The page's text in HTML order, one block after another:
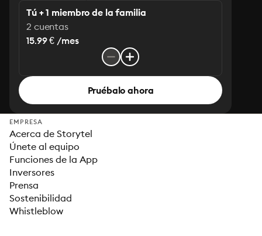
Tú + 1 miembro de la familia
2 cuentas
15.99 € /mes
Pruébalo ahora
EMPRESA
Acerca de Storytel
Únete al equipo
Funciones de la App
Inversores
Prensa
Sostenibilidad
Whistleblow